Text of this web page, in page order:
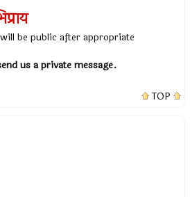
be public after appropriate
us a private message.
TOP